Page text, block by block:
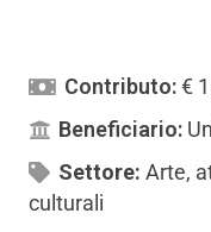
Contributo:€
Beneficiario:
Settore: Arte,
culturali